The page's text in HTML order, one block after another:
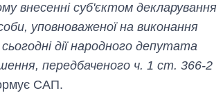
внесенні суб'єктом декларування
уповноваженої на виконання
дії народного депутата
передбаченого ч. 1 ст. 366-2
САП.
Дефіцит пам’яті:
як зріс попит на